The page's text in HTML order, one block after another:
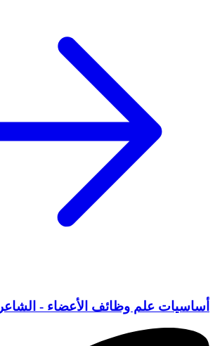
أساسيات علم وظائف الأعضاء - الشاعر